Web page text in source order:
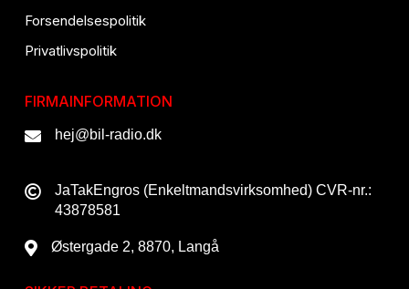
Forsendelsespolitik
Privatlivspolitik
FIRMAINFORMATION
hej@bil-radio.dk
JaTakEngros (Enkeltmandsvirksomhed) CVR-nr.:
43878581
Østergade 2, 8870, Langå